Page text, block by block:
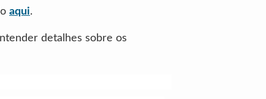
aqui.
detalhes sobre os